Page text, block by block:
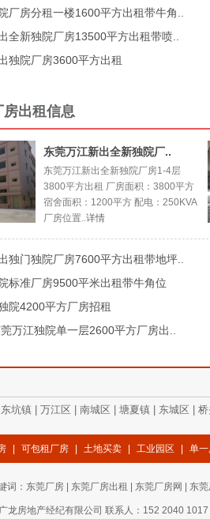
厂房分租一楼1600平方出租带牛角..
全新独院厂房13500平方出租带喷..
独院厂房3600平方出租
房出租信息
东莞万江新出全新独院厂..
东莞万江新出全新独院厂房1-4层
3800平方出租 厂房面积：3800平方
宿舍面积：1200平方 配电：250KVA
厂房位置..详情
独门独院厂房7600平方出租带地坪..
标准厂房9500平米出租带牛角位
院4200平方厂房招租
万江独院单一层2600平方厂房出..
东坑镇 万江区 南城区 塘夏镇 东城区
可包租厂房 土地买卖 工业园区 单
词： 东莞厂房| 东莞厂房出租 东莞厂房网 东
龙房地产经纪有限公司 联系人：152 2040 1017